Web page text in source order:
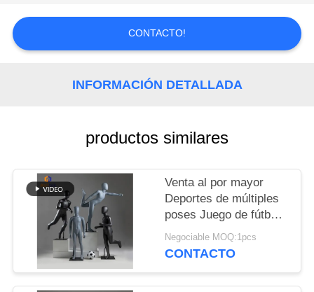
CONTACTO
CON
NOTICIAS
CITA
MAPA
SITIO
CONTACTO!
INFORMACIÓN DETALLADA
productos similares
Venta al por mayor
Deportes de múltiples
poses Juego de fútbol
Niños maniquíes Uso
de cuerpo completo en
Negociable MOQ:1pcs
CONTACTO